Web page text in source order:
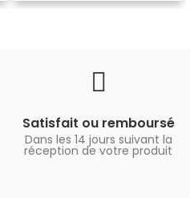
Satisfait ou remboursé
Dans les 14 jours suivant la
réception de votre produit